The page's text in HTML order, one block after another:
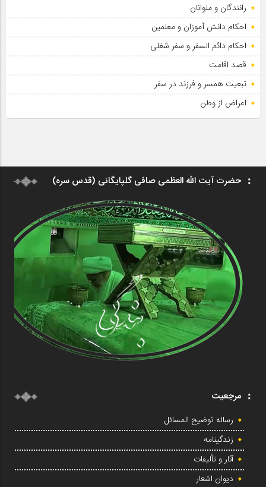
رانندگان و ملوانان
احکام دانش آموزان و معلمین
احکام دائم السفر و سفر شغلی
قصد اقامت
تبعیت همسر و فرزند در سفر
اعراض از وطن
حضرت آیت الله العظمی صافی گلپایگانی (قدس سره)
مرجعیت
رساله توضیح المسائل
زندگینامه
آثار و تألیفات
دیوان اشعار